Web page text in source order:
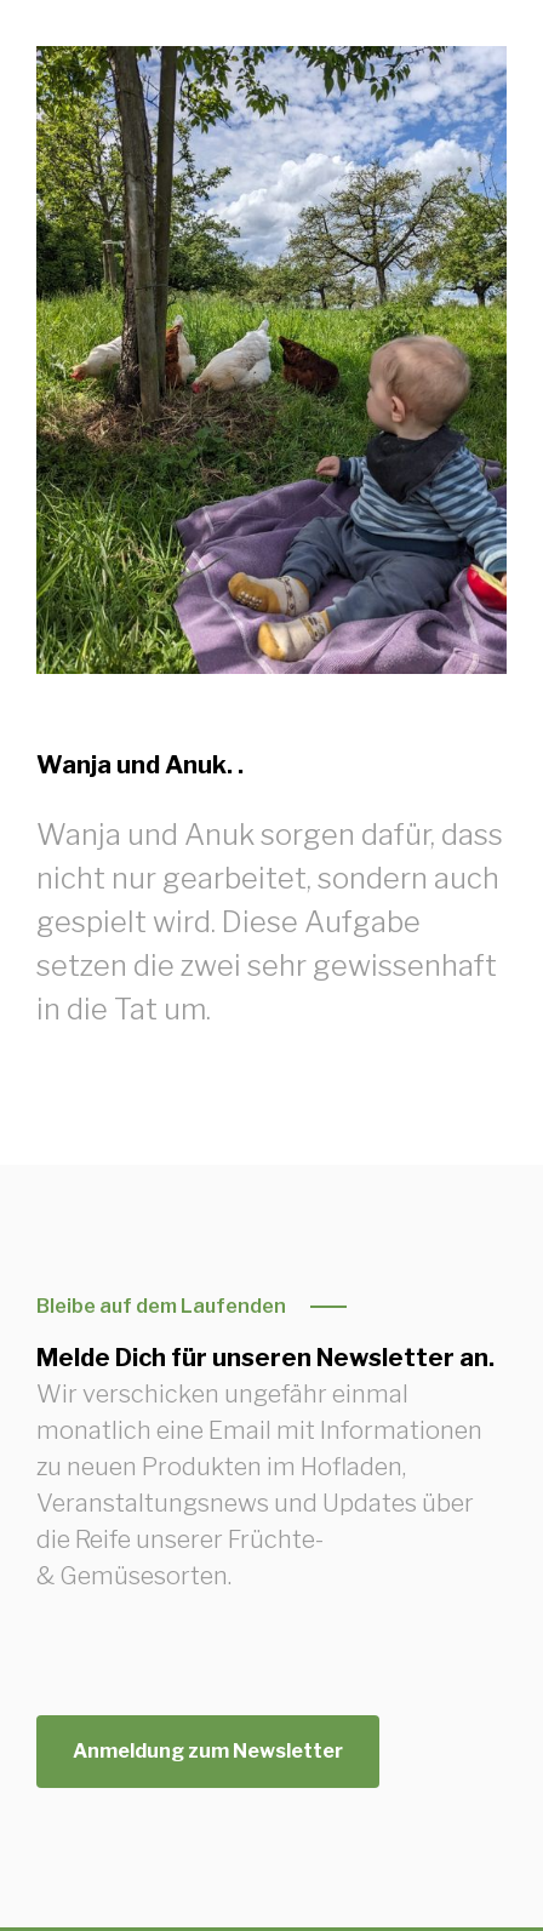
Wanja und Anuk. .
Wanja und Anuk sorgen dafür, dass
nicht nur gearbeitet, sondern auch
gespielt wird. Diese Aufgabe
setzen die zwei sehr gewissenhaft
in die Tat um.
Bleibe auf dem Laufenden
Melde Dich für unseren Newsletter an.
Wir verschicken ungefähr einmal
monatlich eine Email mit Informationen
zu neuen Produkten im Hofladen,
Veranstaltungsnews und Updates über
die Reife unserer Früchte-
& Gemüsesorten.
Anmeldung zum Newsletter